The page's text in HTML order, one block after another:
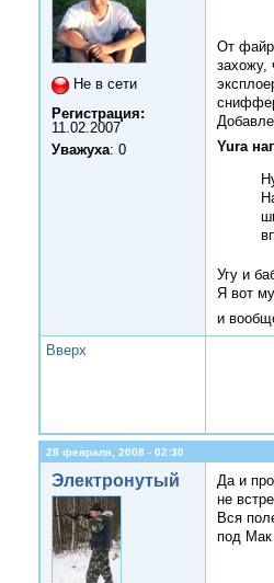
Не в сети
Регистрация:
11.02.2007
Уважуха: 0
От
захожу,
Yura
Угу и
Я вот
и
Вверх
28 февраля, 2008 - 02:30
Электронутый
Да и
не
Вся
под Мак